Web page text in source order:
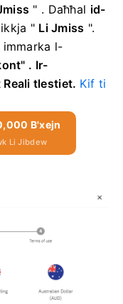
" . Daħħal id-
" Li Jmiss ".
immarka l-
. Ir-
tlestiet. Kif ti
B'xejn
Li Jibdew